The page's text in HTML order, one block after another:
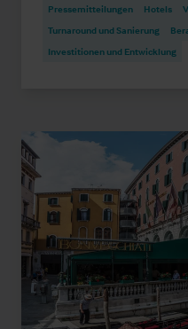
Pressemitteilungen Hotels
Turnaround und Sanierung
Investitionen und Entwicklung